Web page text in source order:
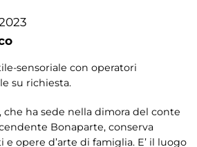
sensoriale con operatori
su richiesta.
che ha sede nella dimora del conte
Bonaparte, conserva
opere d’arte di famiglia. E’ il luogo